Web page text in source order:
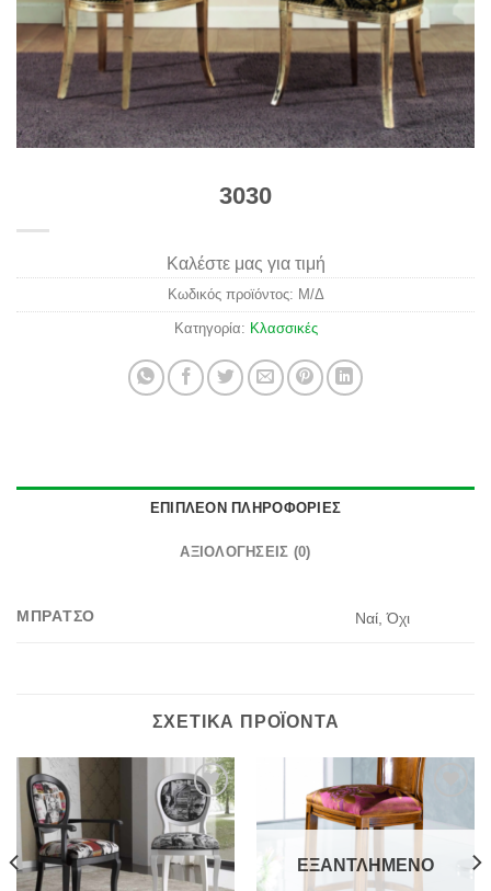
3030
Καλέστε μας για τιμή
Κωδικός προϊόντος: Μ/Δ
Κατηγορία: Κλασσικές
ΕΠΙΠΛΈΟΝ ΠΛΗΡΟΦΟΡΊΕΣ
ΑΞΙΟΛΟΓΉΣΕΙΣ (0)
ΜΠΡΆΤΣΟ Ναί, Όχι
ΣΧΕΤΙΚΆ ΠΡΟΪΌΝΤΑ
Πρόσθήκη
στην λίστα
επιθυμιών
στην λίστα
επιθυμιών
ΕΞΑΝΤΛΗΜΈΝΟ